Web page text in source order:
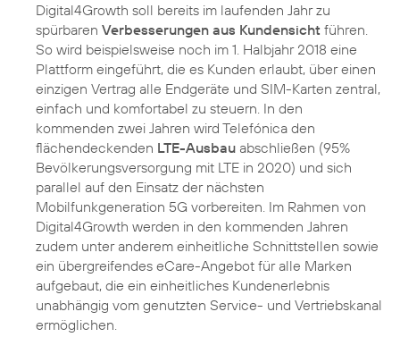
Digital4Growth soll bereits im laufenden Jahr zu
spürbaren Verbesserungen aus Kundensicht führen.
So wird beispielsweise noch im 1. Halbjahr 2018 eine
Plattform eingeführt, die es Kunden erlaubt, über einen
einzigen Vertrag alle Endgeräte und SIM-Karten zentral,
einfach und komfortabel zu steuern. In den
kommenden zwei Jahren wird Telefónica den
flächendeckenden LTE-Ausbau abschließen (95%
Bevölkerungsversorgung mit LTE in 2020) und sich
parallel auf den Einsatz der nächsten
Mobilfunkgeneration 5G vorbereiten. Im Rahmen von
Digital4Growth werden in den kommenden Jahren
zudem unter anderem einheitliche Schnittstellen sowie
ein übergreifendes eCare-Angebot für alle Marken
aufgebaut, die ein einheitliches Kundenerlebnis
unabhängig vom genutzten Service- und Vertriebskanal
ermöglichen.